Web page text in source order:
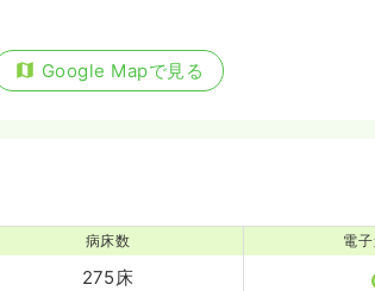
Google Mapで見る
病床数
275床
電